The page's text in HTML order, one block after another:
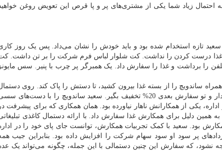
زیاد شما یکی از مشتری‌های پر و پا قرص این تعویض روغن
سعید تازه استخدام شده بود و باید خودش را نشان می‌داد. پس یک روز
درست کردن را نداشت. کت شلوار لباس فرم شرکت را بر تن داشت.
را برداشت و غذا را سفارش داد. یک همبرگر پر چرب با پنیر. سس مایونز
ساندویچ را از بسته غذا بیرون کشید، تا دستش را پاک کند. روی
نوشته بود: اگر این ساندویچ رو دوست داری، این دستمال رو نگه دار و تو سفارش بعدی 20% تخفیف بگیر. سعید ساندویچ را با دست‌های
یکی از همکارانش ناهار نیاورده بود. همان همکاری که برای پیشرفت در
همین دلیل برای همکارش غذا سفارش داد. با ارائه دستمال کاغذی
وهمکارش بود. سعید با کمک تجربیات همکارش، توانست جای پای خود را در
پر سود او سود سهام شرکت را افزایش داده بود. بنابراین جیب
نشود، که سفارش این چنین دستمالی با این جمله، چگونه می‌تواند یک